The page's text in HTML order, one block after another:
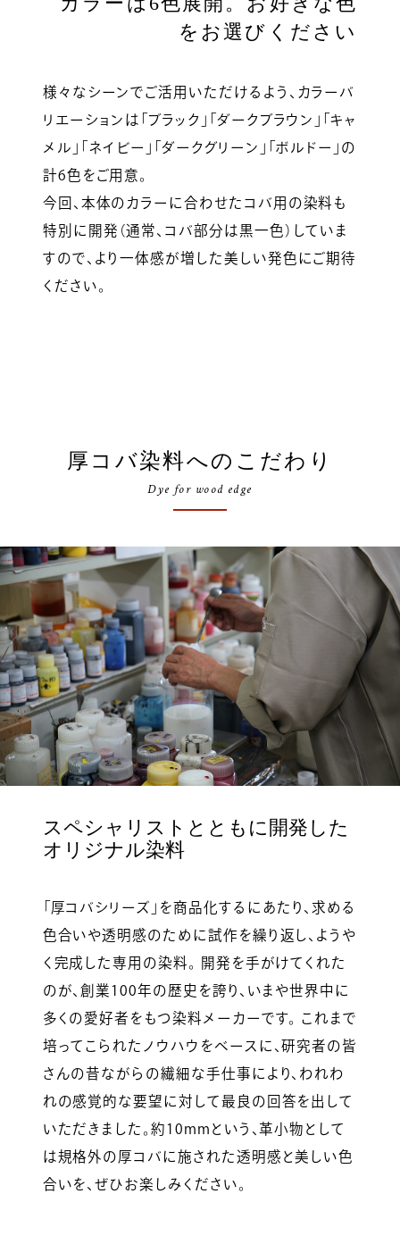
をお選びください
様々なシーンでご活用いただけるよう、カラーバ
リエーションは「ブラック」「ダークブラウン」「キャ
メル」「ネイビー」「ダークグリーン」「ボルドー」の
計6色をご用意。
今回、本体のカラーに合わせたコバ用の染料も
特別に開発（通常、コバ部分は黒一色）していま
すので、より一体感が増した美しい発色にご期待
ください。
厚コバ染料へのこだわり
Dye for wood edge
スペシャリストとともに開発した
オリジナル染料
「厚コバシリーズ」を商品化するにあたり、求める
色合いや透明感のために試作を繰り返し、ようや
く完成した専用の染料。 開発を手がけてくれた
のが、創業100年の歴史を誇り、いまや世界中に
多くの愛好者をもつ染料メーカーです。 これまで
培ってこられたノウハウをベースに、研究者の皆
さんの昔ながらの繊細な手仕事により、われわ
れの感覚的な要望に対して最良の回答を出して
いただきました。約10mmという、革小物として
は規格外の厚コバに施された透明感と美しい色
合いを、ぜひお楽しみください。